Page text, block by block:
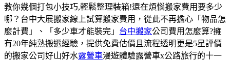
教你幾個打包小技巧,輕鬆整理裝箱!還在煩惱搬家費用要多少
哪？台中大展搬家線上試算搬家費用，從此不再擔心「物品怎
麼計費」、「多少車才能裝完」 台中搬家公司費用怎麼算?擁
有20年純熟搬遷經驗，提供免費估價且流程透明更是5星評價
的搬家公司好山好水露營車漫遊體驗露營車x公路旅行的十一